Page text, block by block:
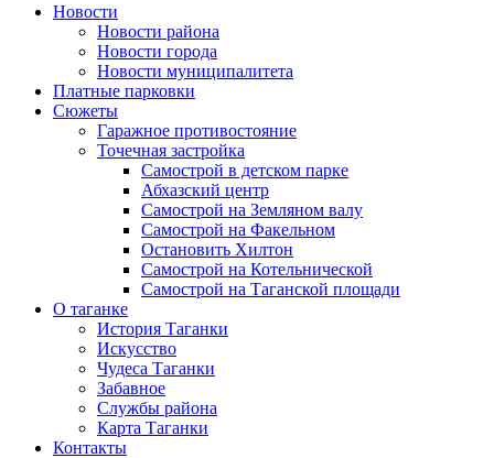
Новости
Новости района
Новости города
Новости муниципалитета
Платные парковки
Сюжеты
Гаражное противостояние
Точечная застройка
Самострой в детском парке
Абхазский центр
Самострой на Земляном валу
Самострой на Факельном
Остановить Хилтон
Самострой на Котельнической
Самострой на Таганской площади
О таганке
История Таганки
Искусство
Чудеса Таганки
Забавное
Службы района
Карта Таганки
Контакты